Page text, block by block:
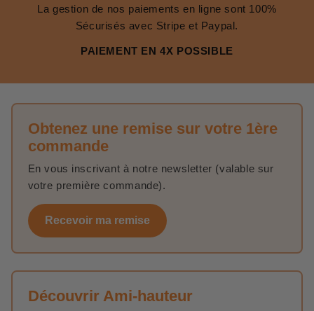
La gestion de nos paiements en ligne sont 100%
Sécurisés avec Stripe et Paypal.
PAIEMENT EN 4X POSSIBLE
Obtenez une remise sur votre 1ère
commande
En vous inscrivant à notre newsletter (valable sur
votre première commande).
Recevoir ma remise
Découvrir Ami-hauteur